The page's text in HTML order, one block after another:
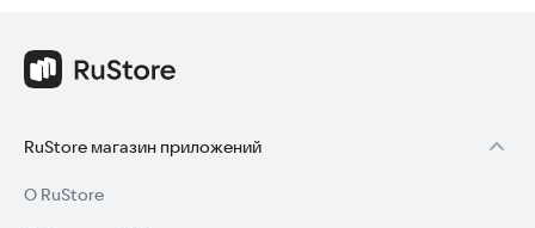
RuStore магазин приложений
О RuStore